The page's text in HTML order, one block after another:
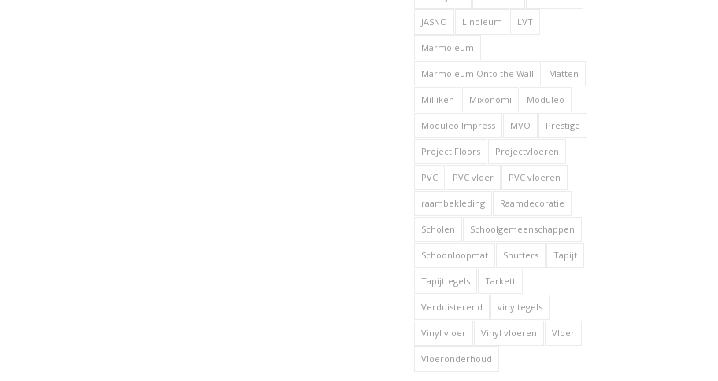
JASNO Linoleum LVT
Marmoleum
Marmoleum Onto the Wall Matten
Milliken Mixonomi Moduleo
Moduleo Impress MVO Prestige
Project Floors Projectvloeren
PVC PVC vloer PVC vloeren
raambekleding Raamdecoratie
Scholen Schoolgemeenschappen
Schoonloopmat Shutters Tapijt
Tapijttegels Tarkett
Verduisterend vinyltegels
Vinyl vloer Vinyl vloeren Vloer
Vloeronderhoud